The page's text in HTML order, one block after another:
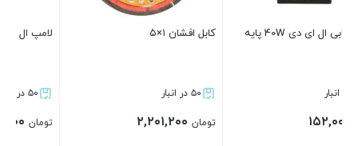
کابل افشان ۱×۵
تومان
لامپ ال ای دی شمعی پایه E14
تومان